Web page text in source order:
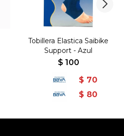
Tobillera Elastica Saibike
Support - Azul
$ 100
$ 70
$ 80